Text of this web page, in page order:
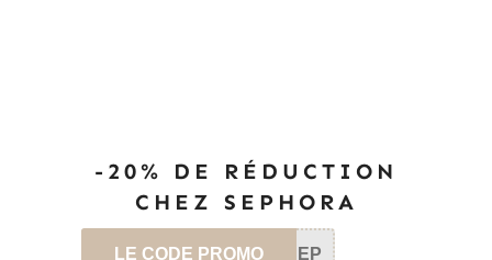
-20% DE RÉDUCTION
CHEZ SEPHORA
LE CODE PROMO SEP